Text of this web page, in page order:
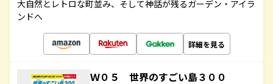
大自然とレトロな町並み、そして神話が残るガーデン・アイラ
ンドへ
詳細を見る
Ｗ０５ 世界のすごい島３００